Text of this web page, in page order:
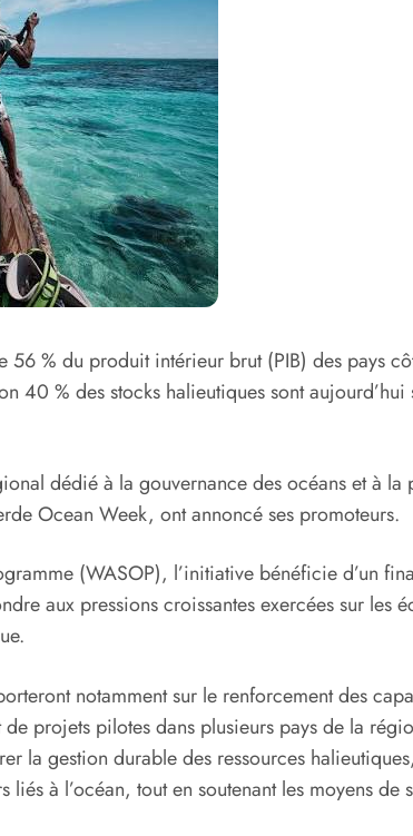
56 % du produit intérieur brut (PIB) des pays
40 % des stocks halieutiques sont
dédié à la gouvernance des océans et à
Ocean Week, ont annoncé ses promoteurs.
(WASOP), l’initiative bénéficie d’un
aux pressions croissantes exercées sur
notamment sur le renforcement des
projets pilotes dans plusieurs pays de la
la gestion durable des ressources
liés à l’océan, tout en soutenant les moyens